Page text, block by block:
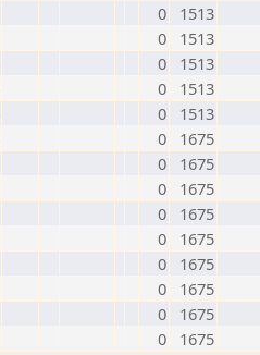
0
1513
0
1513
0
1513
0
1513
0
1513
0
1675
0
1675
0
1675
0
1675
0
1675
0
1675
0
1675
0
1675
0 1675